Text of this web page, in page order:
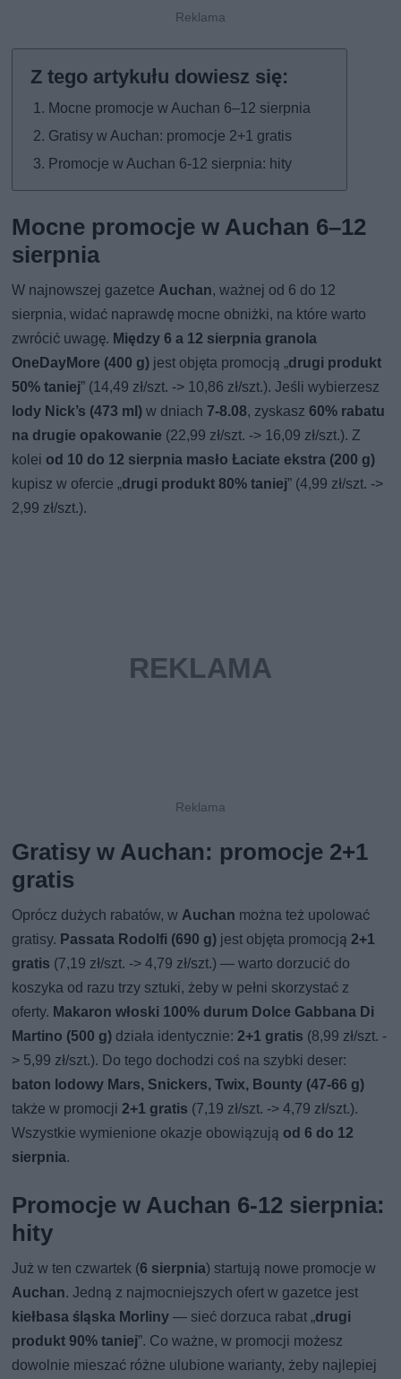
Mocne promocje w Auchan 6–12 sierpnia
Gratisy w Auchan: promocje 2+1 gratis
Promocje w Auchan 6-12 sierpnia: hity
Mocne promocje w Auchan 6–12
sierpnia
W najnowszej gazetce Auchan, ważnej od 6 do 12
sierpnia, widać naprawdę mocne obniżki, na które warto
zwrócić uwagę. Między 6 a 12 sierpnia granola
OneDayMore (400 g) jest objęta promocją „drugi produkt
50% taniej” (14,49 zł/szt. -> 10,86 zł/szt.). Jeśli wybierzesz
lody Nick’s (473 ml) w dniach 7-8.08, zyskasz60% rabatu
na drugie opakowanie (22,99 zł/szt. -> 16,09 zł/szt.). Z
kolei od 10 do 12 sierpnia masło Łaciate ekstra (200 g)
kupisz w ofercie „drugi produkt 80% taniej” (4,99 zł/szt. ->
2,99 zł/szt.).
Gratisy w Auchan: promocje 2+1
gratis
Oprócz dużych rabatów, w Auchan można też upolować
gratisy. Passata Rodolfi (690 g) jest objęta promocją2+1
gratis (7,19 zł/szt. -> 4,79 zł/szt.) — warto dorzucić do
koszyka od razu trzy sztuki, żeby w pełni skorzystać z
oferty. Makaron włoski 100% durum Dolce Gabbana Di
Martino (500 g) działa identycznie:2+1 gratis (8,99 zł/szt. -
> 5,99 zł/szt.). Do tego dochodzi coś na szybki deser:
baton lodowy Mars, Snickers, Twix, Bounty (47-66 g)
także w promocji2+1 gratis (7,19 zł/szt. -> 4,79 zł/szt.).
Wszystkie wymienione okazje obowiązują od 6 do 12
sierpnia.
Promocje w Auchan 6-12 sierpnia:
hity
Już w ten czwartek (6 sierpnia) startują nowe promocje w
Auchan. Jedną z najmocniejszych ofert w gazetce jest
kiełbasa śląska Morliny — sieć dorzuca rabat „drugi
produkt 90% taniej”. Co ważne, w promocji możesz
dowolnie mieszać różne ulubione warianty, żeby najlepiej